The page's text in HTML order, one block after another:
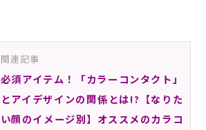
関連記事
必須アイテム！「カラーコンタクト」
とアイデザインの関係とは!?【なりた
い顔のイメージ別】オススメのカラコ